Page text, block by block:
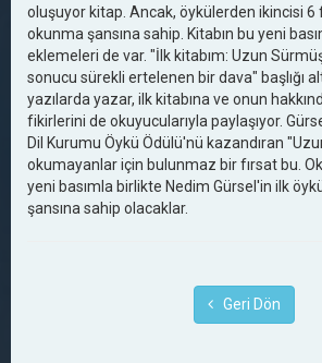
oluşuyor kitap. Ancak, öykülerden ikincisi 6
okunma şansına sahip. Kitabın bu yeni
eklemeleri de var. "İlk kitabım: Uzun
sonucu sürekli ertelenen bir dava" başlığı
yazılarda yazar, ilk kitabına ve onun
fikirlerini de okuyucularıyla paylaşıyor.
Dil Kurumu Öykü Ödülü'nü kazandıran
okumayanlar için bulunmaz bir fırsat bu.
yeni basımla birlikte Nedim Gürsel'in ilk
şansına sahip olacaklar.
Geri Dön